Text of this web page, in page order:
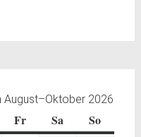
August–Oktober 2026
FrFreitag
SaSamstag
SoSonntag